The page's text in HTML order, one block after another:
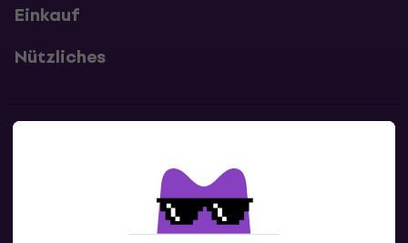
Einkauf
Nützliches
Kontaktiere uns